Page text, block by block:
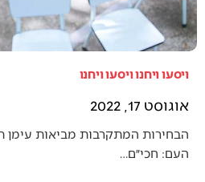
ויסעו ויחנו ויסעו ויחנו
אוגוסט 17, 2022
הבחירות המתקרבות מביאות עימן
העם: חכי״ם…